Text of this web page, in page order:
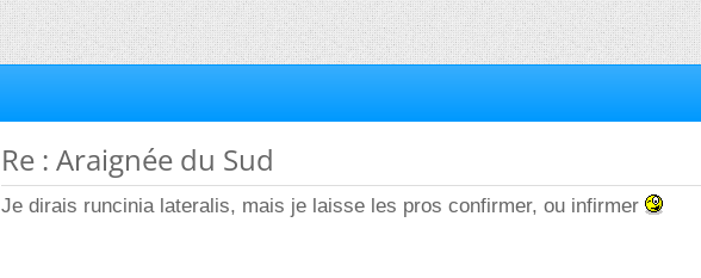
Re : Araignée du Sud
Je dirais runcinia lateralis, mais je laisse les pros confirmer, ou infirmer